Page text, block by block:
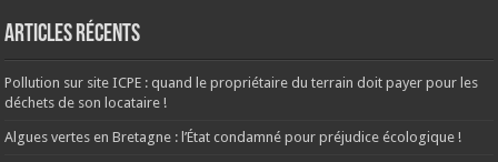
Articles récents
Pollution sur site ICPE : quand le propriétaire du terrain doit payer pour les
déchets de son locataire !
Algues vertes en Bretagne : l’État condamné pour préjudice écologique !